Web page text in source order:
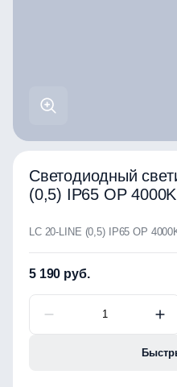
Светодиодный
(0,5) IP65 OP
LC 20-LINE (0,5) IP65 OP
5 190 руб.